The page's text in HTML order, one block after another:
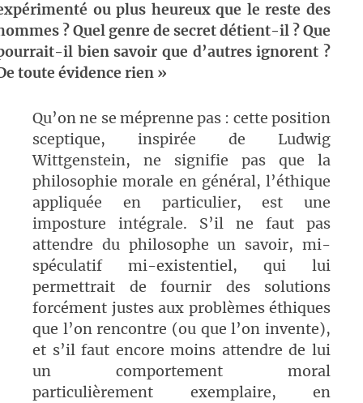
ou plus heureux que le reste des
? Quel genre de secret détient-il ? Que
il bien savoir que d’autres ignorent ?
toute évidence rien »
Qu’on ne se méprenne pas : cette position
sceptique, inspirée de Ludwig
Wittgenstein, ne signifie pas que la
philosophie morale en général, l’éthique
appliquée en particulier, est une
imposture intégrale. S’il ne faut pas
attendre du philosophe un savoir, mi-
spéculatif mi-existentiel, qui lui
permettrait de fournir des solutions
forcément justes aux problèmes éthiques
que l’on rencontre (ou que l’on invente),
et s’il faut encore moins attendre de lui
un comportement moral
particulièrement exemplaire, en